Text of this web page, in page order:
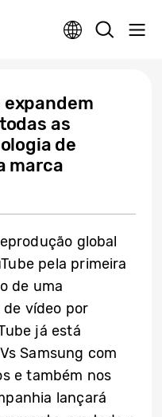
expandem
as
de
marca
global
pela primeira
de uma
vídeo por
já está
Samsung com
e também nos
lançará